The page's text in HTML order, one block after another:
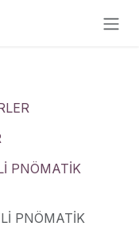
PNÖMATİK
PNÖMATİK